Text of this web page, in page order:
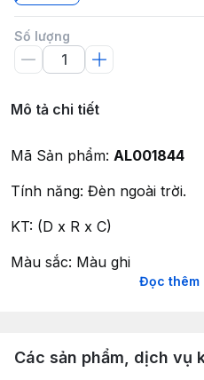
Số lượng
Mô tả chi tiết
Mã Sản phẩm: AL001844
Tính năng: Đèn ngoài trời.
KT: (D x R x C)
Màu sắc: Màu ghi
-Chao đèn: Thuỷ tinh
Đọc thêm
Các sản phẩm, dịch vụ